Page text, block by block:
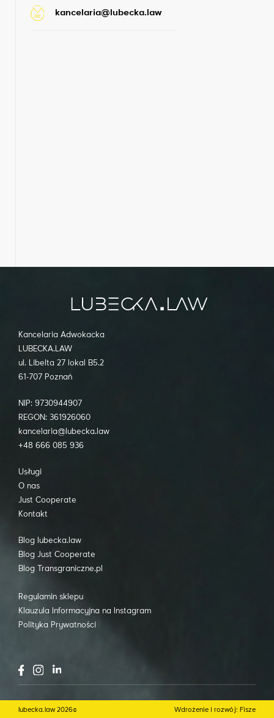
kancelaria@lubecka.law
Kancelaria Adwokacka
LUBECKA.LAW
ul. Libelta 27 lokal B5.2
61-707 Poznań
NIP: 9730944907
REGON: 361926060
kancelaria@lubecka.law
+48 666 085 936
Usługi
O nas
Just Cooperate
Kontakt
Blog lubecka.law
Blog Just Cooperate
Blog Transgraniczne.pl
Regulamin sklepu
Klauzula Informacyjna na Instagram
Polityka Prywatności
lubecka.law 2026© Wdrożenie i rozwój: Fisze